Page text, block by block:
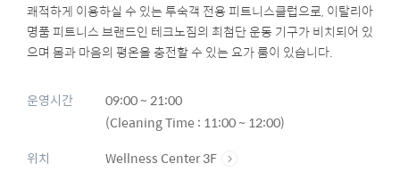
쾌적하게 이용하실 수 있는 투숙객 전용 피트니스클럽으로, 이탈리아
명품 피트니스 브랜드인 테크노짐의 최첨단 운동 기구가 비치되어 있
으며 몸과 마음의 평온을 충전할 수 있는 요가 룸이 있습니다.
운영시간
09:00 ~ 21:00
(Cleaning Time : 11:00 ~ 12:00)
위치
Wellness Center 3F